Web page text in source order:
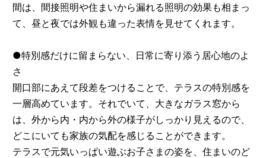
間は、間接照明や住まいから漏れる照明の効果も相まっ
て、昼と夜では外観も違った表情を見せてくれます。
●特別感だけに留まらない、日常に寄り添う居心地のよ
さ
開口部にあえて段差をつけることで、テラスの特別感を
一層高めています。それでいて、大きなガラス窓から
は、外から内・内から外の様子がしっかり見えるので、
どこにいても家族の気配を感じることができます。
テラスで元気いっぱい遊ぶお子さまの姿を、住まいのど